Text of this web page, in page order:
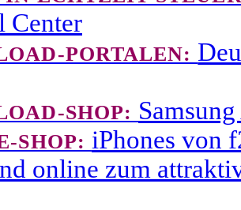
Center
PORTALEN:
SHOP:
SHOP: iPhones von
online zum